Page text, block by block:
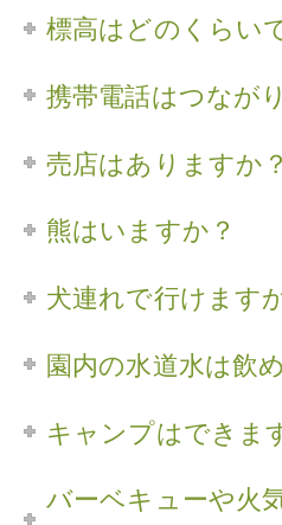
標高はどのくらい
携帯電話はつなが
売店はありますか？
熊はいますか？
犬連れで行けます
園内の水道水は飲
キャンプはできま
バーベキューや火